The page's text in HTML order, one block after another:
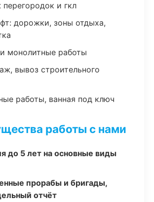
и гкл
дорожки, зоны отдыха,
монолитные работы
вывоз строительного
работы, ванная под ключ
работы с нами
до 5 лет на основные виды
прорабы и бригады,
отчёт